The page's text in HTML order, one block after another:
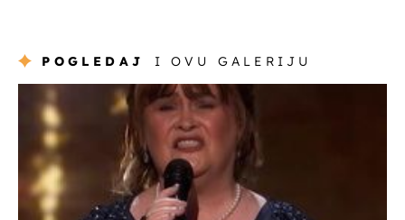
POGLEDAJ I OVU GALERIJU